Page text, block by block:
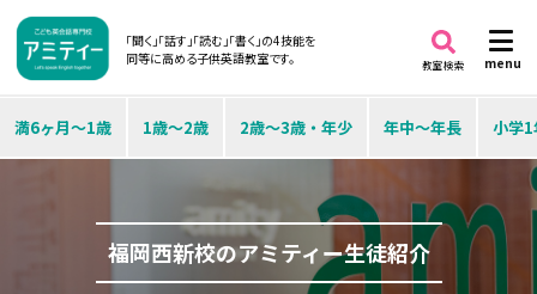
「聞く」「話す」「読む」「書く」の4技能を
同等に高める子供英語教室です。
menu
教室検索
満6ヶ月～1歳 1歳～2歳 2歳～3歳・年少 年中～年長 小学
福岡西新校のアミティー生徒紹介